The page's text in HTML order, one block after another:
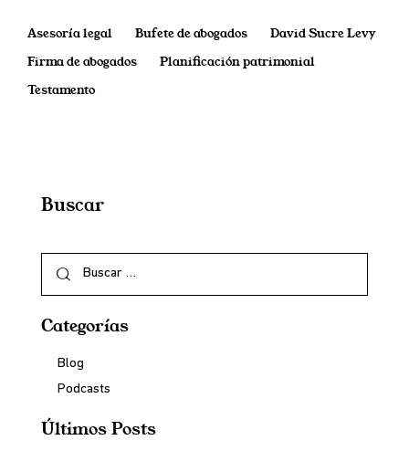
Asesoría legal Bufete de abogados David Sucre Levy
Firma de abogados Planificación patrimonial
Testamento
Buscar
Categorías
Blog
Podcasts
Últimos Posts